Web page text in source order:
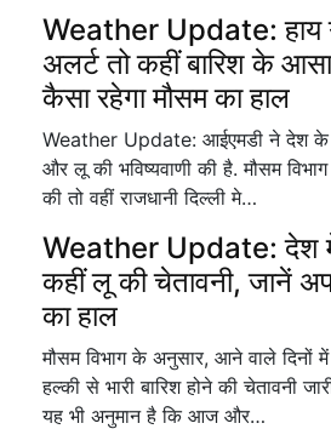
Weather Update: हाय
अलर्ट तो कहीं बारिश के
कैसा रहेगा मौसम का हाल
Weather Update: आईएमडी ने देश के
और लू की भविष्यवाणी की है. मौसम
की तो वहीं राजधानी दिल्ली मे…
Weather Update: देश में
कहीं लू की चेतावनी, जानें
का हाल
मौसम विभाग के अनुसार, आने वाले दिनों
हल्की से भारी बारिश होने की चेतावनी
यह भी अनुमान है कि आज और…